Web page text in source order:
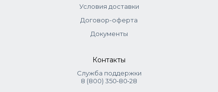
Условия доставки
Договор-оферта
Документы
Контакты
Служба поддержки
8 (800) 350‑80‑28